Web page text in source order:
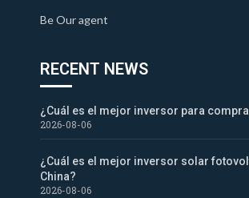
Be Our agent
RECENT NEWS
¿Cuál es el mejor inversor para
2026-08-06
¿Cuál es el mejor inversor solar
China?
2026-08-06